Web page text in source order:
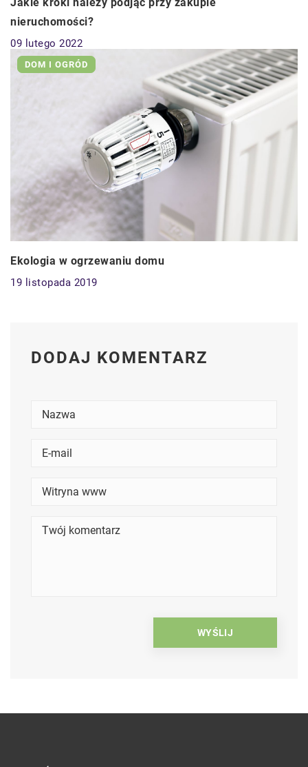
nieruchomości?
09 lutego 2022
DOM I OGRÓD
Ekologia w ogrzewaniu domu
19 listopada 2019
DODAJ KOMENTARZ